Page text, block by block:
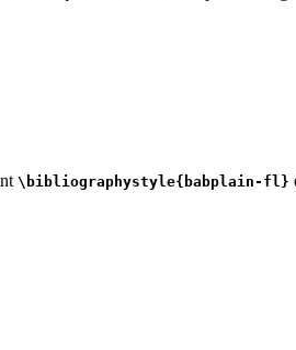
\bibliographystyle{babplain-fl}